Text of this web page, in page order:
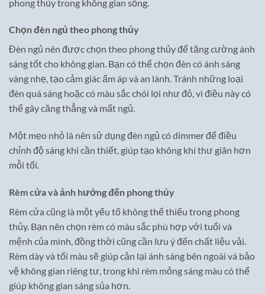
phong thủy trong không gian sống.
Chọn đèn ngủ theo phong thủy
Đèn ngủ nên được chọn theo phong thủy để tăng cường ánh
sáng tốt cho không gian. Bạn có thể chọn đèn có ánh sáng
vàng nhẹ, tạo cảm giác ấm áp và an lành. Tránh những loại
đèn quá sáng hoặc có màu sắc chói lọi như đỏ, vì điều này có
thể gây căng thẳng và mất ngủ.
Một mẹo nhỏ là nên sử dụng đèn ngủ có dimmer để điều
chỉnh độ sáng khi cần thiết, giúp tạo không khí thư giãn hơn
mỗi tối.
Rèm cửa và ảnh hưởng đến phong thủy
Rèm cửa cũng là một yếu tố không thể thiếu trong phong
thủy. Bạn nên chọn rèm có màu sắc phù hợp với tuổi và
mệnh của mình, đồng thời cũng cần lưu ý đến chất liệu vải.
Rèm dày và tối màu sẽ giúp cản lại ánh sáng bên ngoài và bảo
vệ không gian riêng tư, trong khi rèm mỏng sáng màu có thể
giúp không gian sáng sủa hơn.